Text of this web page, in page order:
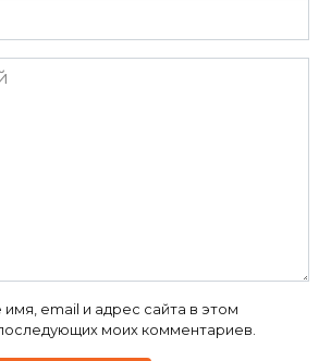
email и адрес сайта в этом
моих комментариев.